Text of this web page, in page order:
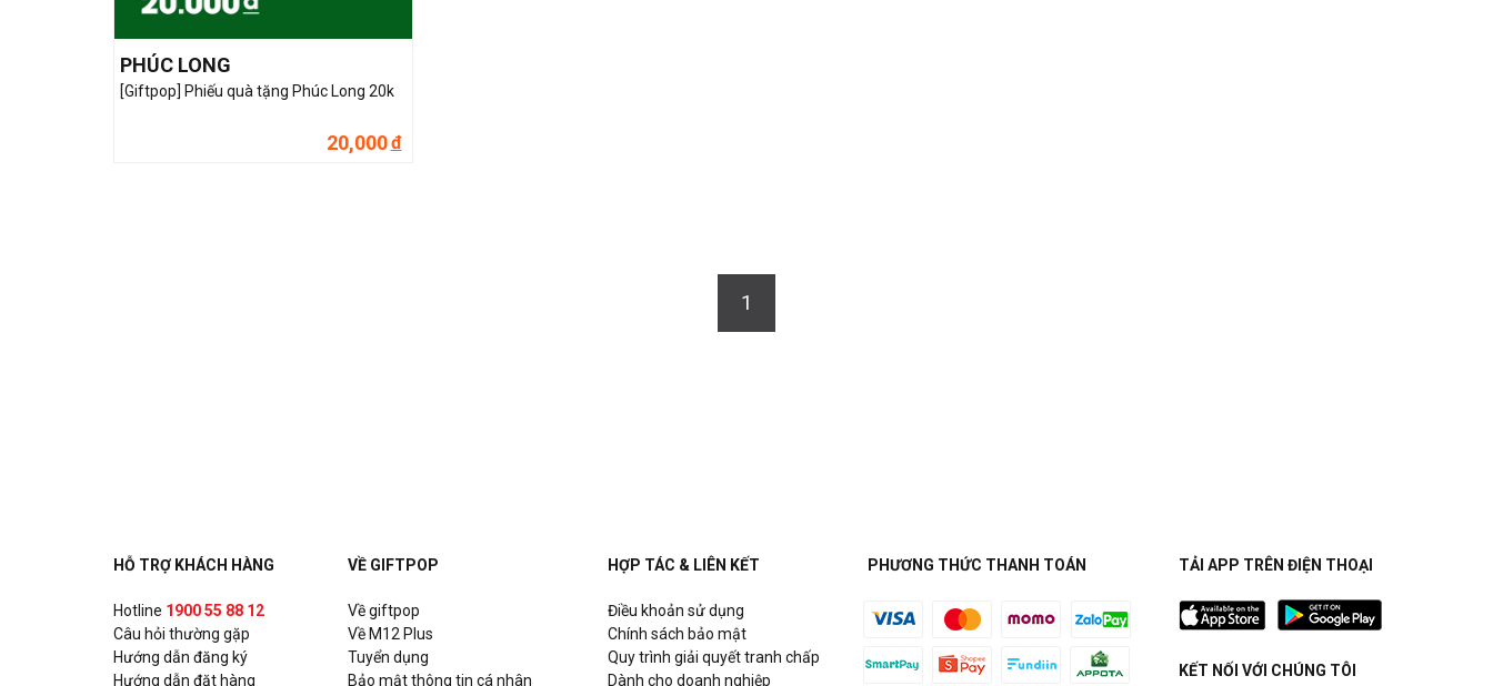
PHÚC LONG
[Giftpop] Phiếu quà tặng Phúc Long 20k
20,000đ
1
HỖ TRỢ KHÁCH HÀNG
Hotline 1900 55 88 12
Câu hỏi thường gặp
Hướng dẫn đăng ký
Hướng dẫn đặt hàng
VỀ GIFTPOP
Về giftpop
Về M12 Plus
Tuyển dụng
Bảo mật thông tin cá nhân
HỢP TÁC & LIÊN KẾT
Điều khoản sử dụng
Chính sách bảo mật
Quy trình giải quyết tranh chấp
Dành cho doanh nghiệp
PHƯƠNG THỨC THANH TOÁN TẢI APP TRÊN ĐIỆN THOẠI
KẾT NỐI VỚI CHÚNG TÔI